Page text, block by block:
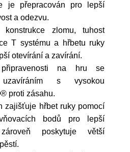
je přepracován pro lepší
a odezvu.
konstrukce zlomu, tuhost
T systému a hřbetu ruky
otevírání a zavírání.
na hru se
uzavíráním s vysokou
proti zásahu.
zajišťuje hřbet ruky pomocí
bodů pro lepší
poskytuje větší